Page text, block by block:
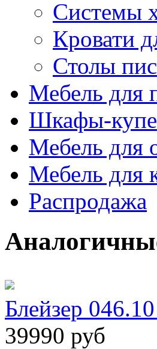
Системы
Кровати
Столы
Мебель для
Шкафы-купе
Мебель для
Мебель для
Распродажа
Блейзер
39990 руб